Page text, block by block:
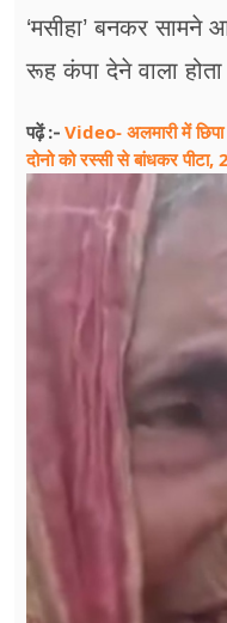
‘मसीहा’ बनकर
रूह कंपा देने वाला
पढ़ें :- Video- अलमारी में छिपा
दोनो को रस्सी से बांधकर पीटा,